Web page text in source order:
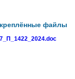
файлы